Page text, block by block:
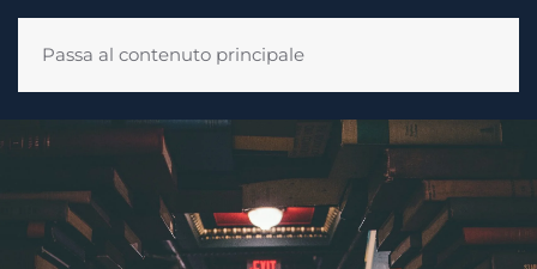
Passa al contenuto principale